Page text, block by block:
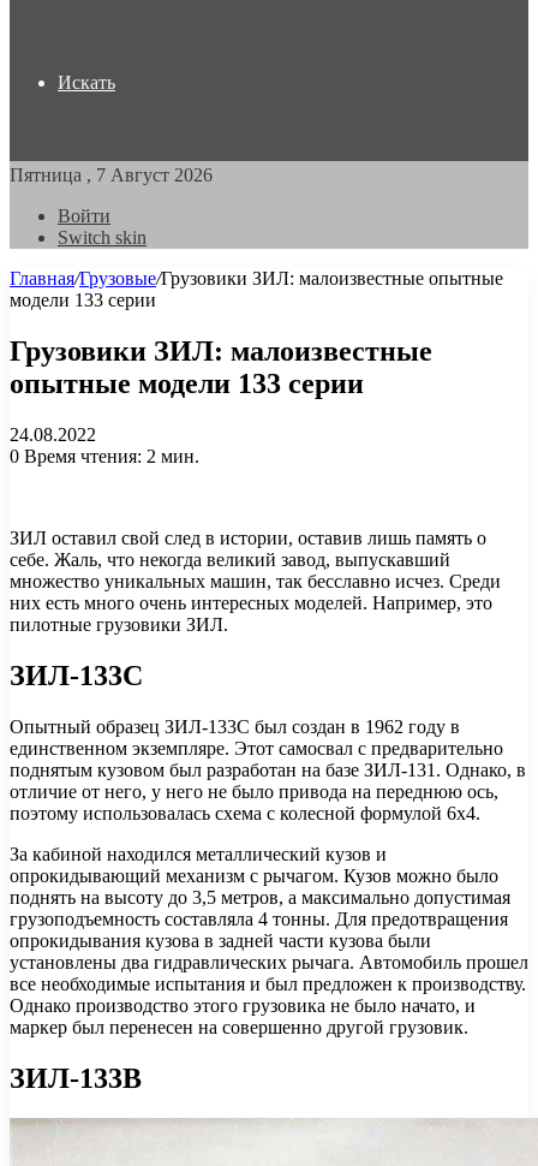
Искать
Пятница , 7 Август 2026
Войти
Switch skin
Главная/Грузовые/Грузовики ЗИЛ: малоизвестные опытные
модели 133 серии
Грузовики ЗИЛ: малоизвестные
опытные модели 133 серии
24.08.2022
0 Время чтения: 2 мин.
ЗИЛ оставил свой след в истории, оставив лишь память о
себе. Жаль, что некогда великий завод, выпускавший
множество уникальных машин, так бесславно исчез. Среди
них есть много очень интересных моделей. Например, это
пилотные грузовики ЗИЛ.
ЗИЛ-133С
Опытный образец ЗИЛ-133С был создан в 1962 году в
единственном экземпляре. Этот самосвал с предварительно
поднятым кузовом был разработан на базе ЗИЛ-131. Однако, в
отличие от него, у него не было привода на переднюю ось,
поэтому использовалась схема с колесной формулой 6х4.
За кабиной находился металлический кузов и
опрокидывающий механизм с рычагом. Кузов можно было
поднять на высоту до 3,5 метров, а максимально допустимая
грузоподъемность составляла 4 тонны. Для предотвращения
опрокидывания кузова в задней части кузова были
установлены два гидравлических рычага. Автомобиль прошел
все необходимые испытания и был предложен к производству.
Однако производство этого грузовика не было начато, и
маркер был перенесен на совершенно другой грузовик.
ЗИЛ-133В